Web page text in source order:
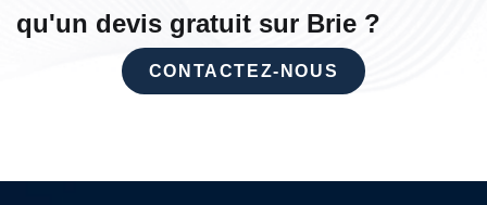
qu'un devis gratuit sur Brie ?
CONTACTEZ-NOUS